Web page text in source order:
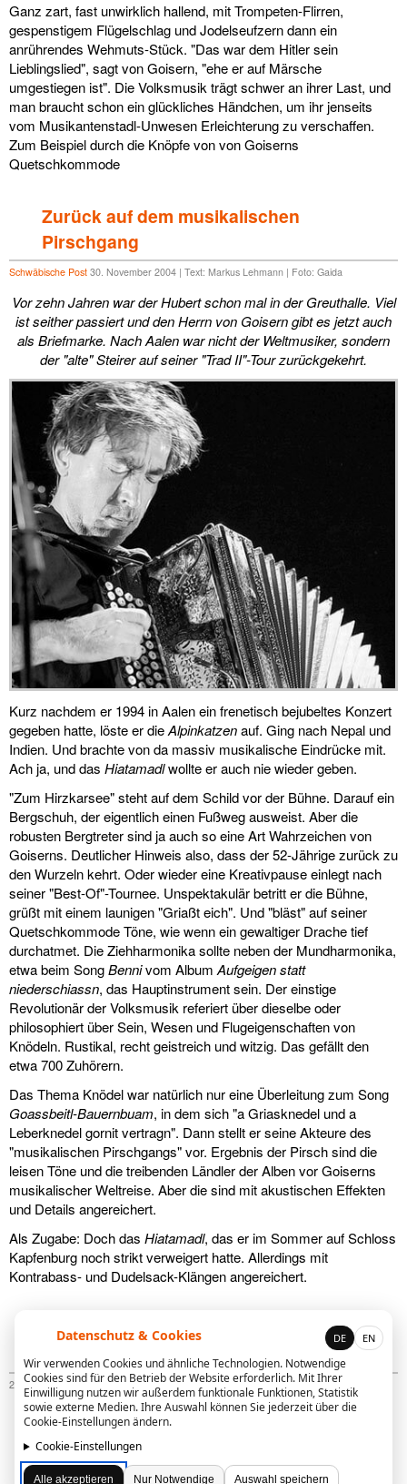
Ganz zart, fast unwirklich hallend, mit Trompeten-Flirren,
gespenstigem Flügelschlag und Jodelseufzern dann ein
anrührendes Wehmuts-Stück. "Das war dem Hitler sein
Lieblingslied", sagt von Goisern, "ehe er auf Märsche
umgestiegen ist". Die Volksmusik trägt schwer an ihrer Last, und
man braucht schon ein glückliches Händchen, um ihr jenseits
vom Musikantenstadl-Unwesen Erleichterung zu verschaffen.
Zum Beispiel durch die Knöpfe von von Goiserns
Quetschkommode
Zurück auf dem musikalischen
Pirschgang
Schwäbische Post 30. November 2004 | Text: Markus Lehmann | Foto: Gaida
Vor zehn Jahren war der Hubert schon mal in der Greuthalle. Viel
ist seither passiert und den Herrn von Goisern gibt es jetzt auch
als Briefmarke. Nach Aalen war nicht der Weltmusiker, sondern
der "alte" Steirer auf seiner "Trad II"-Tour zurückgekehrt.
Kurz nachdem er 1994 in Aalen ein frenetisch bejubeltes Konzert
gegeben hatte, löste er dieAlpinkatzenauf. Ging nach Nepal und
Indien. Und brachte von da massiv musikalische Eindrücke mit.
Ach ja, und das Hiatamadlwollte er auch nie wieder geben.
"Zum Hirzkarsee" steht auf dem Schild vor der Bühne. Darauf ein
Bergschuh, der eigentlich einen Fußweg ausweist. Aber die
robusten Bergtreter sind ja auch so eine Art Wahrzeichen von
Goiserns. Deutlicher Hinweis also, dass der 52-Jährige zurück zu
den Wurzeln kehrt. Oder wieder eine Kreativpause einlegt nach
seiner "Best-Of"-Tournee. Unspektakulär betritt er die Bühne,
grüßt mit einem launigen "Griaßt eich". Und "bläst" auf seiner
Quetschkommode Töne, wie wenn ein gewaltiger Drache tief
durchatmet. Die Ziehharmonika sollte neben der Mundharmonika,
etwa beim SongBennivom Album Aufgeigen statt
niederschiassn, das Hauptinstrument sein. Der einstige
Revolutionär der Volksmusik referiert über dieselbe oder
philosophiert über Sein, Wesen und Flugeigenschaften von
Knödeln. Rustikal, recht geistreich und witzig. Das gefällt den
etwa 700 Zuhörern.
Das Thema Knödel war natürlich nur eine Überleitung zum Song
Goassbeitl-Bauernbuam, in dem sich "a Griasknedel und a
Leberknedel gornit vertragn". Dann stellt er seine Akteure des
"musikalischen Pirschgangs" vor. Ergebnis der Pirsch sind die
leisen Töne und die treibenden Ländler der Alben vor Goiserns
musikalischer Weltreise. Aber die sind mit akustischen Effekten
und Details angereichert.
Als Zugabe: Doch das Hiatamadl, das er im Sommer auf Schloss
Kapfenburg noch strikt verweigert hatte. Allerdings mit
Kontrabass- und Dudelsack-Klängen angereichert.
Hubert von Goisern: Live in Germering -
26. November 2004
27. November 2004 | Fotos: © Elli Christl
Datenschutz & Cookies DE EN
Wir verwenden Cookies und ähnliche Technologien. Notwendige
Cookies sind für den Betrieb der Website erforderlich. Mit Ihrer
Einwilligung nutzen wir außerdem funktionale Funktionen, Statistik
sowie externe Medien. Ihre Auswahl können Sie jederzeit über die
Cookie-Einstellungen ändern.
Cookie-Einstellungen
Alle akzeptieren Nur Notwendige Auswahl speichern